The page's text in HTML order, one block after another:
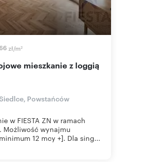
zł/m2
Powstańców
w FIESTA ZN w ramach
Możliwość wynajmu
12 mcy +]. Dla sing...